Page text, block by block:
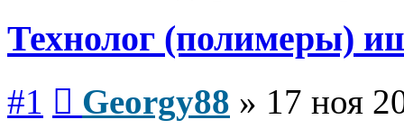
Технолог (полимеры)
#1 Georgy88 » 17 ноя